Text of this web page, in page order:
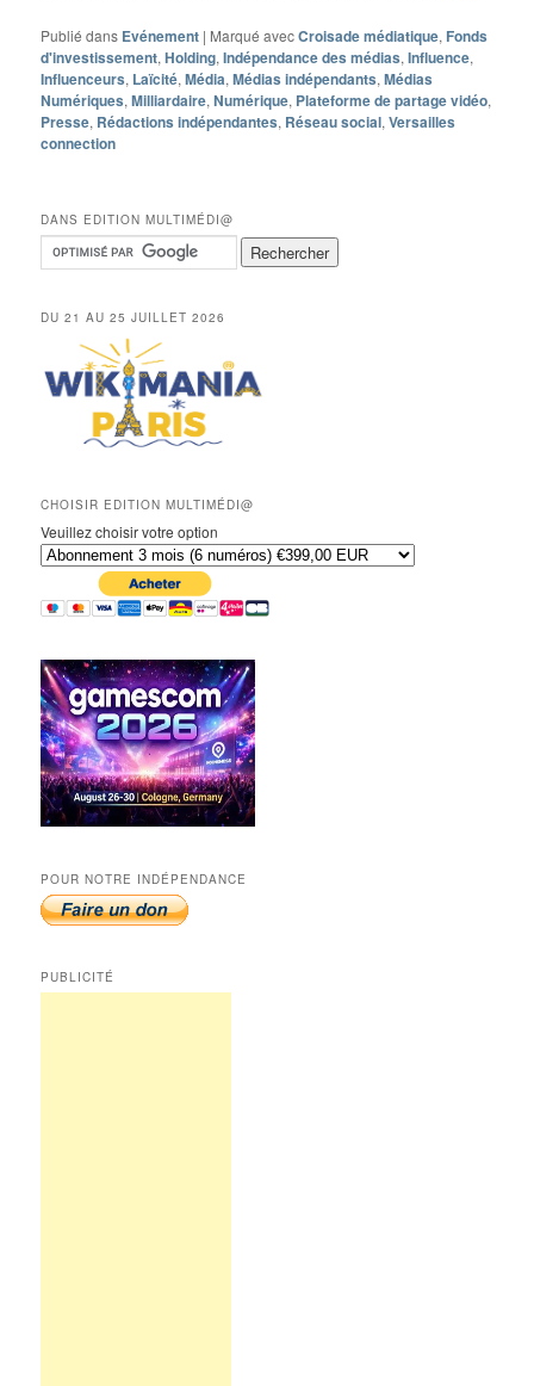
Publié dans Evénement | Marqué avecCroisade médiatique, Fonds
d'investissement,Holding,Indépendance des médias,Influence,
Influenceurs, Laïcité,Média,Médias indépendants,Médias
Numériques,Milliardaire,Numérique, Plateforme de partage vidéo,
Presse, Rédactions indépendantes, Réseau social,Versailles
connection
DANS EDITION MULTIMÉDI@
DU 21 AU 25 JUILLET 2026
CHOISIR EDITION MULTIMÉDI@
Veuillez choisir votre option
POUR NOTRE INDÉPENDANCE
PUBLICITÉ